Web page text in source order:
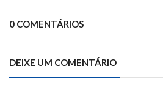
0 COMENTÁRIOS
DEIXE UM COMENTÁRIO